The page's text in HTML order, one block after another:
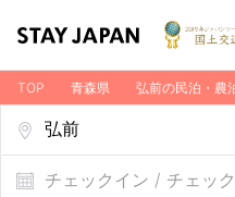
TOP 青森県 弘前の民泊・農
チェックイン / チェッ